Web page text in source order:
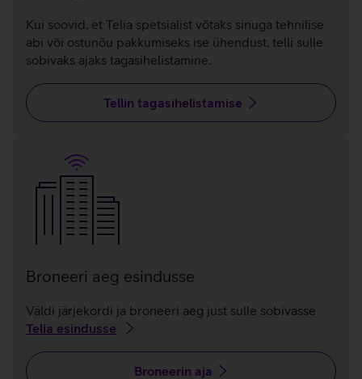
Kui soovid, et Telia spetsialist võtaks sinuga tehnilise
abi või ostunõu pakkumiseks ise ühendust, telli sulle
sobivaks ajaks tagasihelistamine.
Tellin tagasihelistamise
Broneeri aeg esindusse
Väldi järjekordi ja broneeri aeg just sulle sobivasse
Telia esindusse
Broneerin aja